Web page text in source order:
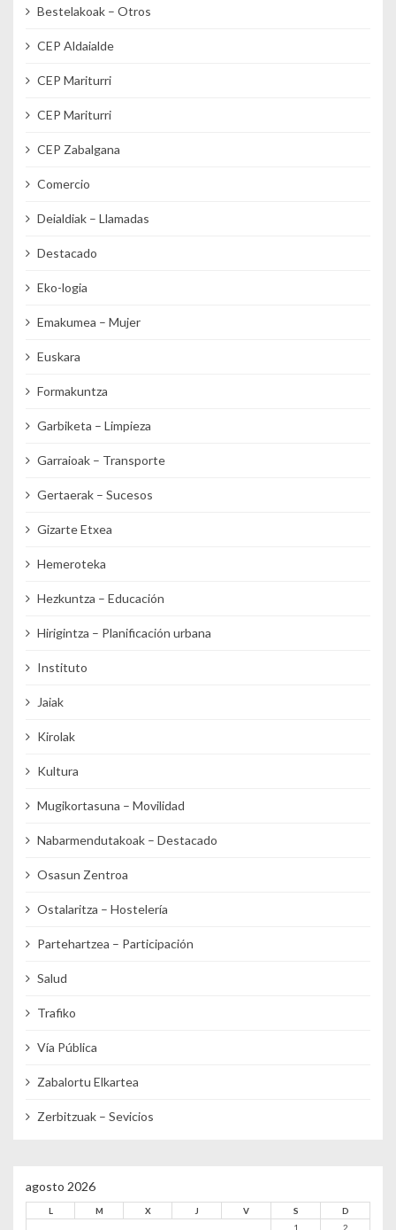
Bestelakoak – Otros
CEP Aldaialde
CEP Mariturri
CEP Mariturri
CEP Zabalgana
Comercio
Deialdiak – Llamadas
Destacado
Eko-logia
Emakumea – Mujer
Euskara
Formakuntza
Garbiketa – Limpieza
Garraioak – Transporte
Gertaerak – Sucesos
Gizarte Etxea
Hemeroteka
Hezkuntza – Educación
Hirigintza – Planificación urbana
Instituto
Jaiak
Kirolak
Kultura
Mugikortasuna – Movilidad
Nabarmendutakoak – Destacado
Osasun Zentroa
Ostalaritza – Hostelería
Partehartzea – Participación
Salud
Trafiko
Vía Pública
Zabalortu Elkartea
Zerbitzuak – Sevicios
agosto 2026
L M X J V S
D
1
2